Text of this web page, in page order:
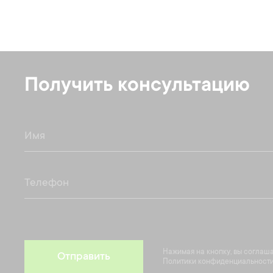
Получить консультацию
Отправить
Нажимая на кнопку, вы
Политики конфиденциальности.